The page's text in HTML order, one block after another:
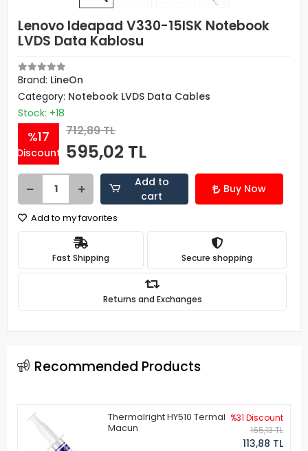
Lenovo Ideapad V330-15ISK Notebook
LVDS Data Kablosu
Brand: LineOn
Category: Notebook LVDS Data Cables
Stock: +18
%17
Discount
712,89 TL
595,02 TL
Add to
cart
Buy Now
Add to my favorites
Fast Shipping Secure shopping
Returns and Exchanges
Recommended Products
Thermalright HY510 Termal
Macun
%31 Discount
165,13 TL
113,88 TL